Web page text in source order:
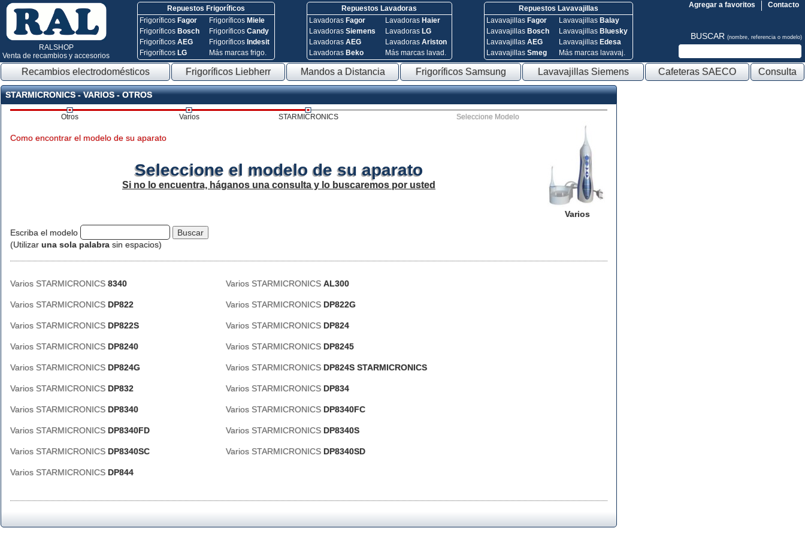
RALSHOP
Venta de recambios y accesorios
Repuestos Frigoríficos
Frigoríficos Fagor
Frigoríficos Bosch
FrigoríficosAEG
Frigoríficos LG
Frigoríficos Miele
FrigoríficosCandy
Frigoríficos Indesit
Más marcas frigo.
Repuestos Lavadoras
Lavadoras Fagor
Lavadoras Siemens
Lavadoras AEG
Lavadoras Beko
Lavadoras Haier
Lavadoras LG
Lavadoras Ariston
Más marcas lavad.
Repuestos Lavavajillas
Lavavajillas Fagor
Lavavajillas Bosch
Lavavajillas AEG
Lavavajillas Smeg
Lavavajillas Balay
Lavavajillas Bluesky
Lavavajillas Edesa
Más marcas lavavaj.
Contacto
Agregar a favoritos
BUSCAR (nombre, referencia o modelo)
Recambios electrodomésticos Frigoríficos Liebherr Mandos a Distancia Frigoríficos Samsung Lavavajillas Siemens Cafeteras SAECO Consulta
STARMICRONICS - VARIOS - OTROS
Otros Varios STARMICRONICS Seleccione Modelo
Varios
Como encontrar el modelo de su aparato
Seleccione el modelo de su aparato
Si no lo encuentra, háganos una consulta y lo buscaremos por usted
Escriba el modelo
(Utilizar una sola palabra sin espacios)
Varios STARMICRONICS 8340 Varios STARMICRONICS AL300
Varios STARMICRONICS DP822 Varios STARMICRONICS DP822G
Varios STARMICRONICS DP822S Varios STARMICRONICS DP824
Varios STARMICRONICS DP8240 Varios STARMICRONICS DP8245
Varios STARMICRONICS DP824G Varios STARMICRONICS DP824S STARMICRONICS
Varios STARMICRONICS DP832 Varios STARMICRONICS DP834
Varios STARMICRONICS DP8340 Varios STARMICRONICS DP8340FC
Varios STARMICRONICS DP8340FD Varios STARMICRONICS DP8340S
Varios STARMICRONICS DP8340SC Varios STARMICRONICS DP8340SD
Varios STARMICRONICS DP844